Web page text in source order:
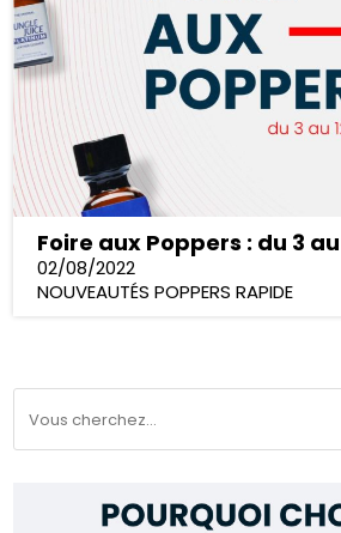
Foire aux Poppers : du 3
02/08/2022
NOUVEAUTÉS POPPERS RAPIDE